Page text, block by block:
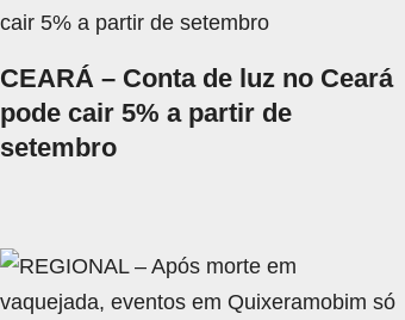
CEARÁ – Conta de luz no Ceará
pode cair 5% a partir de
setembro